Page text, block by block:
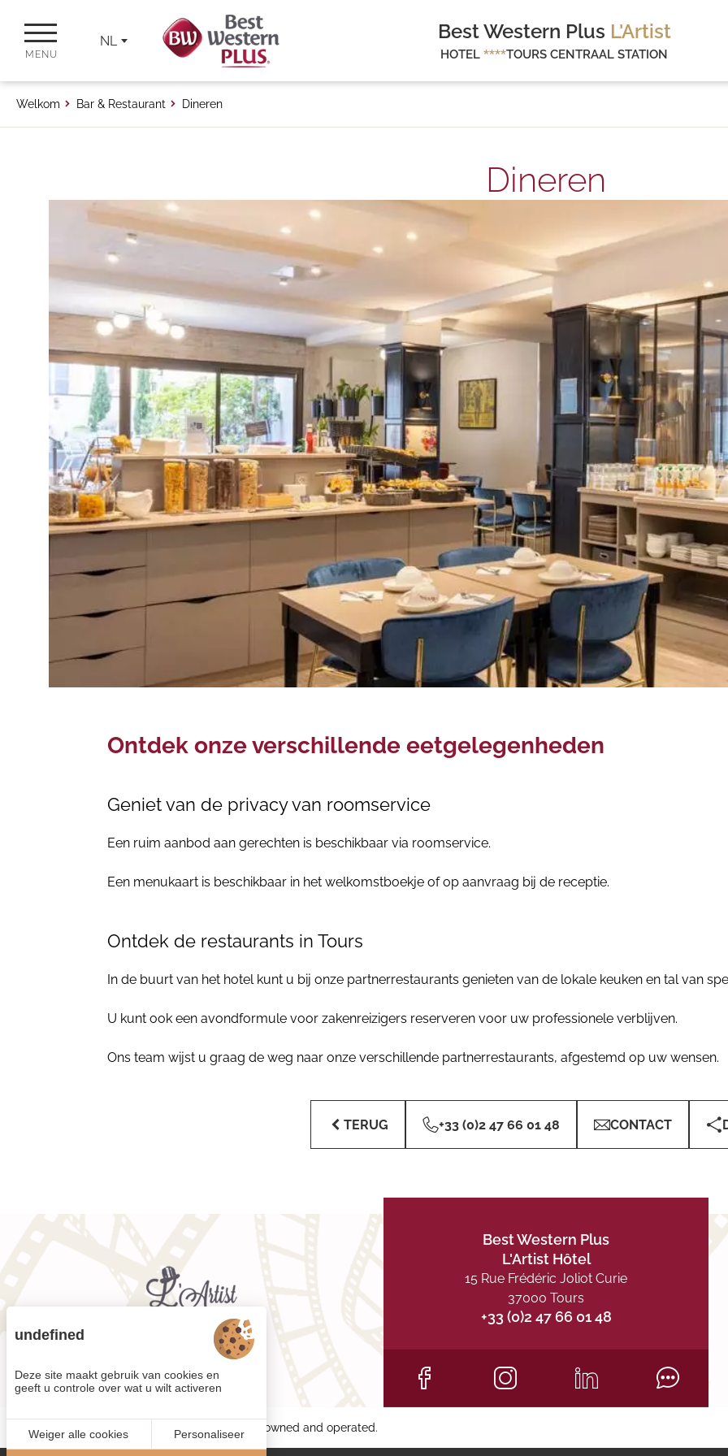
MENU
NL Best Western Plus L'Artist
HOTEL ****TOURS CENTRAAL STATION
Welkom Bar & Restaurant Dineren
Dineren
Ontdek onze verschillende eetgelegenheden
Geniet van de privacy van roomservice
Een ruim aanbod aan gerechten is beschikbaar via roomservice.
Een menukaart is beschikbaar in het welkomstboekje of op aanvraag bij de receptie.
Ontdek de restaurants in Tours
In de buurt van het hotel kunt u bij onze partnerrestaurants genieten van de lokale keuken en tal van
U kunt ook een avondformule voor zakenreizigers reserveren voor uw professionele verblijven.
Ons team wijst u graag de weg naar onze verschillende partnerrestaurants, afgestemd op uw wensen.
TERUG +33 (0)2 47 66 01 48 CONTACT
Best Western Plus
L'Artist Hôtel
15 Rue Frédéric Joliot Curie
37000 Tours
+33 (0)2 47 66 01 48
Each BWH℠ Hotels property is independently owned and operated.
undefined
Deze site maakt gebruik van cookies en
geeft u controle over wat u wilt activeren
Weiger alle cookies Personaliseer